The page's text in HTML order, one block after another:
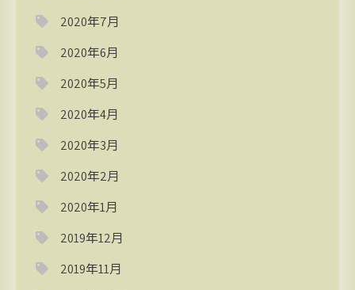
2020年7月
2020年6月
2020年5月
2020年4月
2020年3月
2020年2月
2020年1月
2019年12月
2019年11月